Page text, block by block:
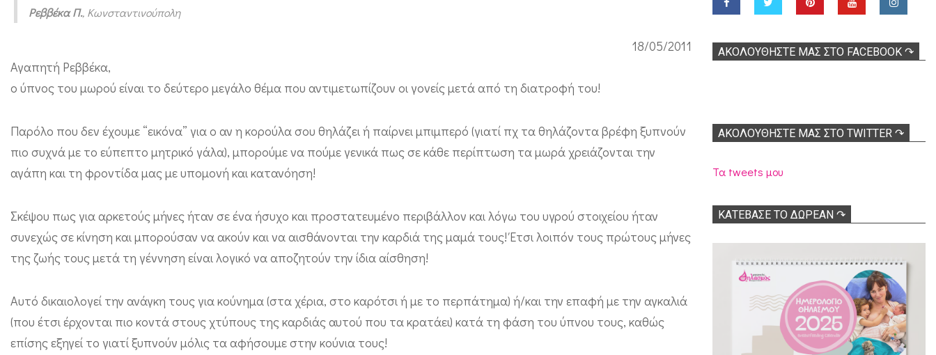
μ
η
τ
η
ν
ο
ύ
ν
Ρεββέκα Π., Κωνσταντινούπολη
18/05/2011
Αγαπητή Ρεββέκα,
ο ύπνος του μωρού είναι το δεύτερο μεγάλο θέμα που αντιμετωπίζουν οι γονείς μετά από τη διατροφή του!
Παρόλο που δεν έχουμε “εικόνα” για ο αν η κορούλα σου θηλάζει ή παίρνει μπιμπερό (γιατί πχ τα θηλάζοντα βρέφη ξυπνούν
πιο συχνά με το εύπεπτο μητρικό γάλα), μπορούμε να πούμε γενικά πως σε κάθε περίπτωση τα μωρά χρειάζονται την
αγάπη και τη φροντίδα μας με υπομονή και κατανόηση!
Σκέψου πως για αρκετούς μήνες ήταν σε ένα ήσυχο και προστατευμένο περιβάλλον και λόγω του υγρού στοιχείου ήταν
συνεχώς σε κίνηση και μπορούσαν να ακούν και να αισθάνονται την καρδιά της μαμά τους! Έτσι λοιπόν τους πρώτους μήνες
της ζωής τους μετά τη γέννηση είναι λογικό να αποζητούν την ίδια αίσθηση!
Αυτό δικαιολογεί την ανάγκη τους για κούνημα (στα χέρια, στο καρότσι ή με το περπάτημα) ή/και την επαφή με την αγκαλιά
(που έτσι έρχονται πιο κοντά στους χτύπους της καρδιάς αυτού που τα κρατάει) κατά τη φάση του ύπνου τους, καθώς
επίσης εξηγεί το γιατί ξυπνούν μόλις τα αφήσουμε στην κούνια τους!
ΑΚΟΛOΥΘΉΣΤΕ ΜΑΣ ΣΤΟ FACEBOOK ↷
ΑΚΟΛΟΥΘΉΣΤΕ ΜΑΣ ΣΤΟ TWITTER ↷
Τα tweets μου
ΚΑΤΕΒΑΣΕ ΤΟ ΔΩΡΕΑΝ ↷